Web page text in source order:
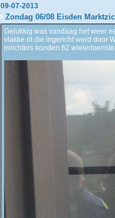
09-07-2013
Zondag 06/08 Eisden
Gelukkig was vandaag het weer
vlakke rit die ingericht werd door
inrichters konden 62